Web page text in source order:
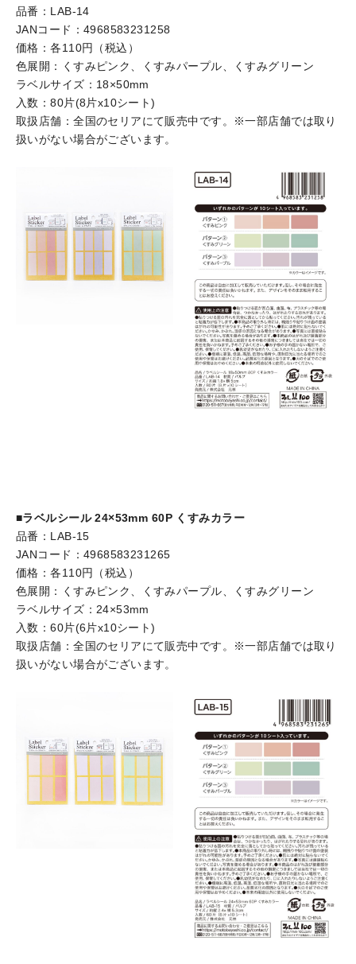
品番：LAB-14
JANコード：4968583231258
価格：各110円（税込）
色展開：くすみピンク、くすみパープル、くすみグリーン
ラベルサイズ：18×50mm
入数：80片(8片x10シート)
取扱店舗：全国のセリアにて販売中です。※一部店舗では取り
扱いがない場合がございます。
■ラベルシール 24×53mm 60P くすみカラー
品番：LAB-15
JANコード：4968583231265
価格：各110円（税込）
色展開：くすみピンク、くすみパープル、くすみグリーン
ラベルサイズ：24×53mm
入数：60片(6片x10シート)
取扱店舗：全国のセリアにて販売中です。※一部店舗では取り
扱いがない場合がございます。